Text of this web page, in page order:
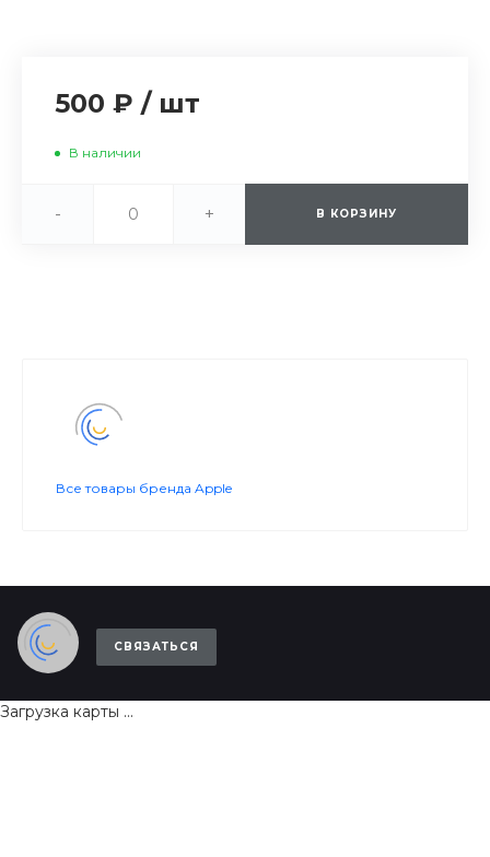
500 ₽ / шт
В наличии
- + В КОРЗИНУ
Все товары бренда Apple
СВЯЗАТЬСЯ
Загрузка карты ...